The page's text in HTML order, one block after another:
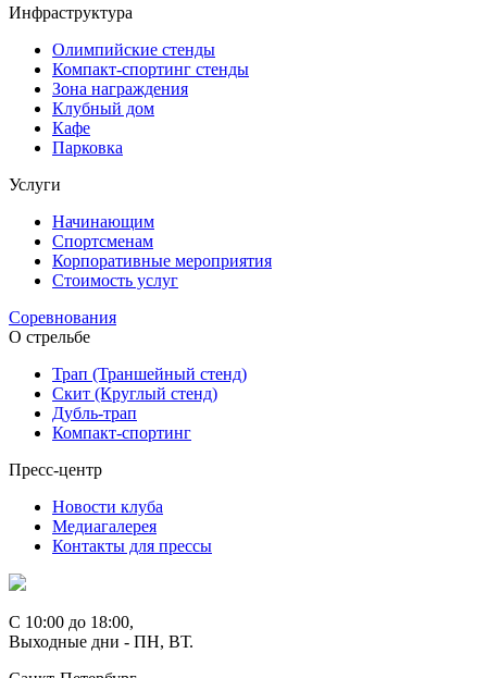
Инфраструктура
Олимпийские стенды
Компакт-спортинг стенды
Зона награждения
Клубный дом
Кафе
Парковка
Услуги
Начинающим
Спортсменам
Корпоративные мероприятия
Стоимость услуг
Соревнования
О стрельбе
Трап (Траншейный стенд)
Скит (Круглый стенд)
Дубль-трап
Компакт-спортинг
Пресс-центр
Новости клуба
Медиагалерея
Контакты для прессы
С 10:00 до 18:00,
Выходные дни - ПН, ВТ.